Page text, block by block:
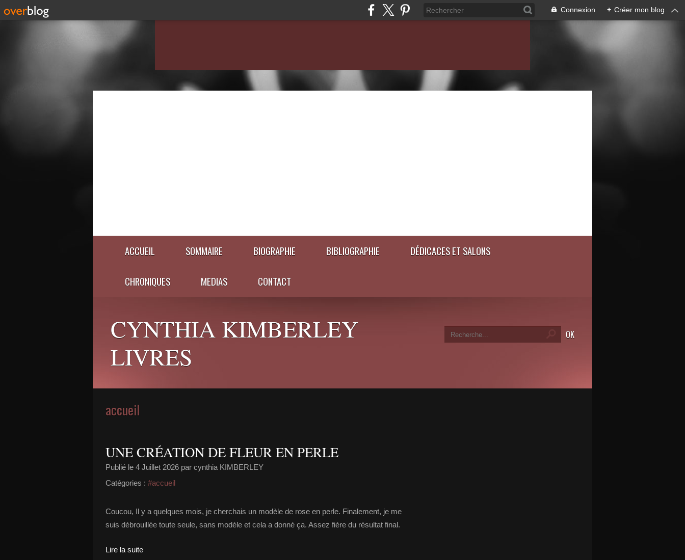
Connexion + Créer mon blog
ACCUEIL SOMMAIRE BIOGRAPHIE BIBLIOGRAPHIE DÉDICACES ET SALONS
CHRONIQUES MEDIAS CONTACT
CYNTHIA KIMBERLEY
LIVRES
accueil
UNE CRÉATION DE FLEUR EN PERLE
Publié le 4 Juillet 2026 par cynthia KIMBERLEY
Catégories : #accueil
Coucou, Il y a quelques mois, je cherchais un modèle de rose en perle. Finalement, je me
suis débrouillée toute seule, sans modèle et cela a donné ça. Assez fière du résultat final.
Lire la suite